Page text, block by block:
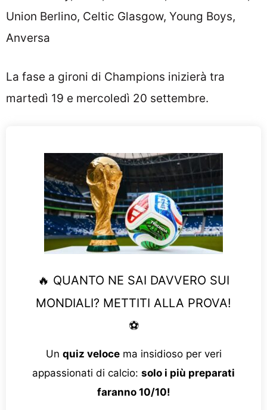
Union Berlino, Celtic Glasgow, Young Boys,
Anversa
La fase a gironi di Champions inizierà tra
martedì 19 e mercoledì 20 settembre.
🔥 QUANTO NE SAI DAVVERO SUI
MONDIALI? METTITI ALLA PROVA!
⚽
Un quiz velocema insidioso per veri
appassionati di calcio: solo i più preparati
faranno 10/10!